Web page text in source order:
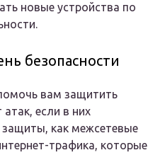
новые устройства по
безопасности
вам защитить
если в них
как межсетевые
трафика, которые